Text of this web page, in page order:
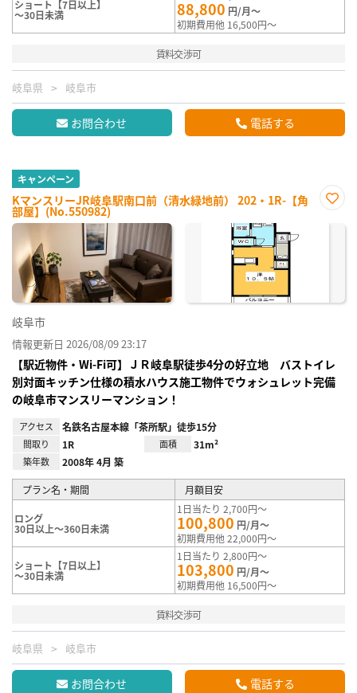
ショート【7日以上】
～30日未満 88,800 円/月～
初期費用他 16,500円～
賃料交渉可
岐阜県 岐阜市
お問合わせ 電話する
キャンペーン
KマンスリーJR岐阜駅南口前（清水緑地前） 202・1R-【角
部屋】(No.550982)
に入
岐阜市
情報更新日 2026/08/09 23:17
【駅近物件・Wi-Fi可】ＪＲ岐阜駅徒歩4分の好立地 バストイレ
別対面キッチン仕様の積水ハウス施工物件でウォシュレット完備
の岐阜市マンスリーマンション！
アクセス 名鉄名古屋本線「茶所駅」徒歩15分
間取り 1R 面積 31m²
築年数 2008年 4月 築
プラン名・期間 月額目安
ロング
30日以上～360日未満
1日当たり 2,700円～
100,800 円/月～
初期費用他 22,000円～
ショート【7日以上】
～30日未満
1日当たり 2,800円～
103,800 円/月～
初期費用他 16,500円～
賃料交渉可
岐阜県 岐阜市
お問合わせ 電話する